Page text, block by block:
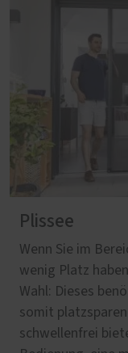
Plissee
Wenn Sie im
wenig Platz
Wahl: Dieses
somit
schwellenfrei